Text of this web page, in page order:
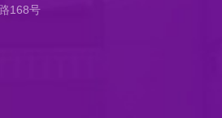
168号